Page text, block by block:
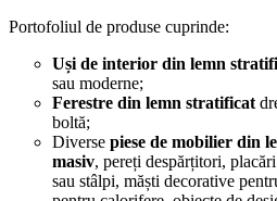
Portofoliul de produse cuprinde:
Uși de interior din lemn
sau moderne;
Ferestre din lemn stratificat
boltă;
Diverse piese de mobilier din
masiv, pereți despărțitori,
sau stâlpi, măști decorative